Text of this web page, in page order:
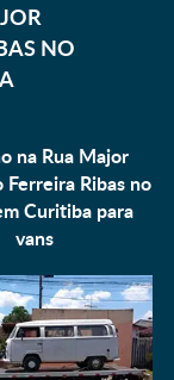
NO
na Rua Major
Ribas no
Curitiba para
vans